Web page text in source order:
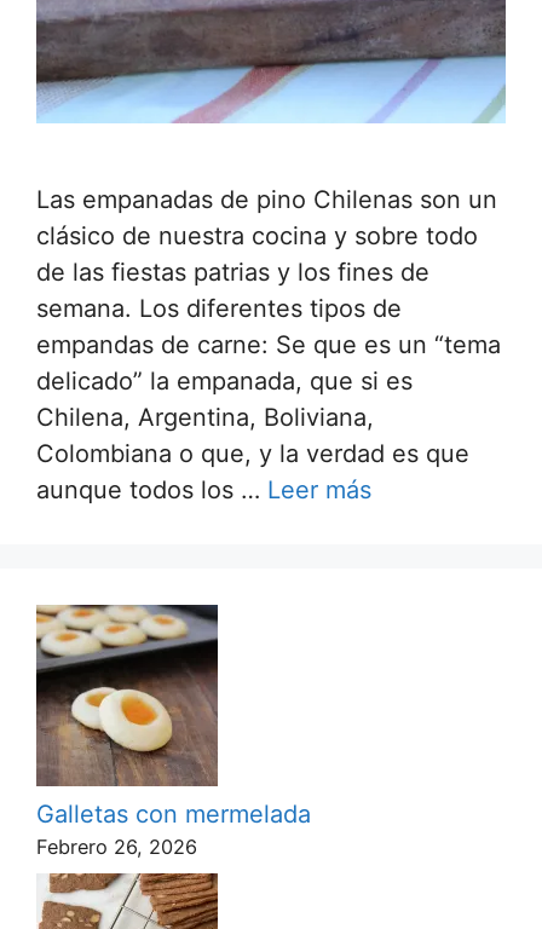
Las empanadas de pino Chilenas son un
clásico de nuestra cocina y sobre todo
de las fiestas patrias y los fines de
semana. Los diferentes tipos de
empandas de carne: Se que es un “tema
delicado” la empanada, que si es
Chilena, Argentina, Boliviana,
Colombiana o que, y la verdad es que
aunque todos los … Leer más
Galletas con mermelada
Febrero 26, 2026